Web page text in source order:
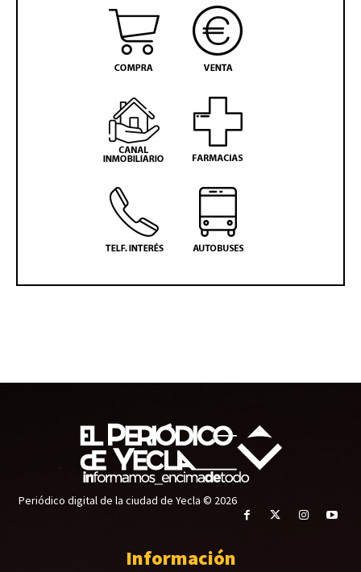
Periódico digital de la ciudad de Yecla © 2026
Información